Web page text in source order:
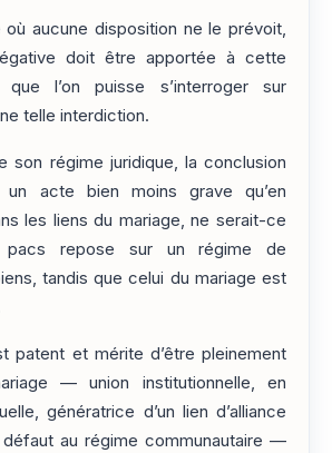
où aucune disposition ne le prévoit,
doit être apportée à cette
que l’on puisse s’interroger sur
telle interdiction.
son régime juridique, la conclusion
un acte bien moins grave qu’en
les liens du mariage, ne serait-ce
repose sur un régime de
tandis que celui du mariage est
patent et mérite d’être pleinement
— union institutionnelle, en
génératrice d’un lien d’alliance
au régime communautaire —